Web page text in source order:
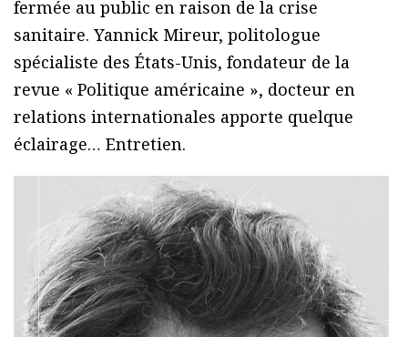
fermée au public en raison de la crise
sanitaire. Yannick Mireur, politologue
spécialiste des États-Unis, fondateur de la
revue « Politique américaine », docteur en
relations internationales apporte quelque
éclairage… Entretien.